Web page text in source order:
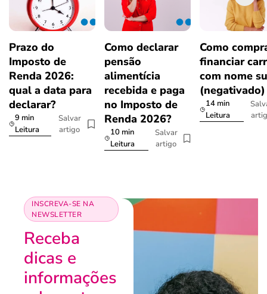
Prazo do
Imposto de
Renda 2026:
qual a data para
declarar?
9 min
Leitura
Salvar
artigo
Como declarar
pensão
alimentícia
recebida e paga
no Imposto de
Renda 2026?
10 min
Leitura
Salvar
artigo
Como
financiar
com nome
(negativado)
14 min
Leitura
INSCREVA-SE NA
NEWSLETTER
Receba
dicas e
informações